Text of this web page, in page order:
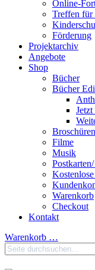
Online-
Treffen
Förderung
Projektarchiv
Angebote
Shop
Bücher
Bücher
Broschüren
Filme
Musik
Warenkorb
Checkout
Kontakt
Warenkorb …